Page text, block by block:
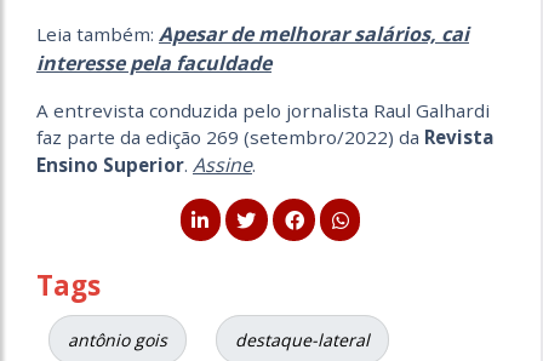
Leia também: Apesar de melhorar salários, cai
interesse pela faculdade
A entrevista conduzida pelo jornalista Raul Galhardi
faz parte da edição 269 (setembro/2022) da Revista
Ensino Superior. Assine.
Tags
antônio gois destaque-lateral